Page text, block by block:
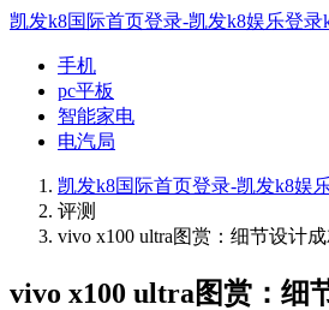
凯发k8国际首页登录-凯发k8娱乐登录
手机
pc平板
智能家电
电汽局
凯发k8国际首页登录-凯发k8娱
评测
vivo x100 ultra图赏：细节设计
vivo x100 ultra图赏：细